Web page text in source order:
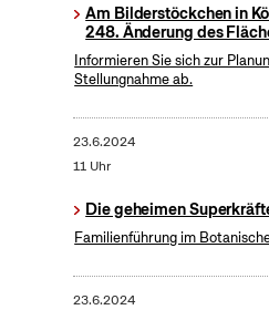
Am Bilderstöckchen in
248. Änderung des
Informieren Sie sich zur
Stellungnahme ab.
23.6.2024
11 Uhr
Die geheimen
Familienführung im
23.6.2024